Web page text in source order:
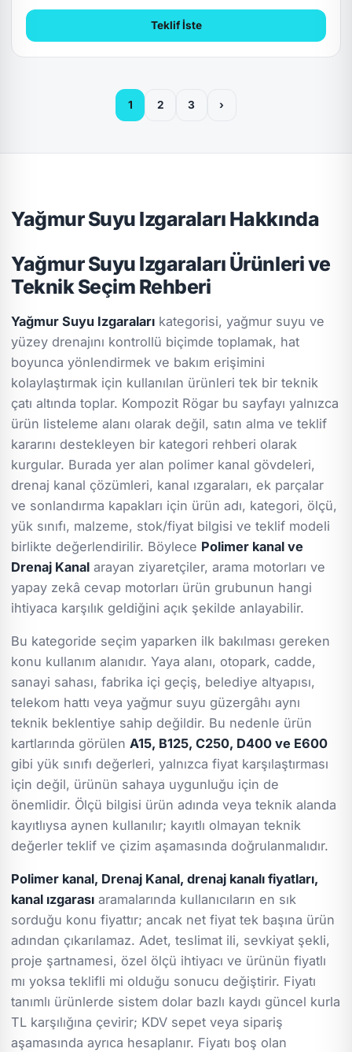
Teklif İste
1 2 3 ›
Yağmur Suyu Izgaraları Hakkında
Yağmur Suyu Izgaraları Ürünleri ve
Teknik Seçim Rehberi
Yağmur Suyu Izgaraları kategorisi, yağmur suyu ve
yüzey drenajını kontrollü biçimde toplamak, hat
boyunca yönlendirmek ve bakım erişimini
kolaylaştırmak için kullanılan ürünleri tek bir teknik
çatı altında toplar. Kompozit Rögar bu sayfayı yalnızca
ürün listeleme alanı olarak değil, satın alma ve teklif
kararını destekleyen bir kategori rehberi olarak
kurgular. Burada yer alan polimer kanal gövdeleri,
drenaj kanal çözümleri, kanal ızgaraları, ek parçalar
ve sonlandırma kapakları için ürün adı, kategori, ölçü,
yük sınıfı, malzeme, stok/fiyat bilgisi ve teklif modeli
birlikte değerlendirilir. Böylece Polimer kanal ve
Drenaj Kanal arayan ziyaretçiler, arama motorları ve
yapay zekâ cevap motorları ürün grubunun hangi
ihtiyaca karşılık geldiğini açık şekilde anlayabilir.
Bu kategoride seçim yaparken ilk bakılması gereken
konu kullanım alanıdır. Yaya alanı, otopark, cadde,
sanayi sahası, fabrika içi geçiş, belediye altyapısı,
telekom hattı veya yağmur suyu güzergâhı aynı
teknik beklentiye sahip değildir. Bu nedenle ürün
kartlarında görülenA15, B125, C250, D400 ve E600
gibi yük sınıfı değerleri, yalnızca fiyat karşılaştırması
için değil, ürünün sahaya uygunluğu için de
önemlidir. Ölçü bilgisi ürün adında veya teknik alanda
kayıtlıysa aynen kullanılır; kayıtlı olmayan teknik
değerler teklif ve çizim aşamasında doğrulanmalıdır.
Polimer kanal, Drenaj Kanal, drenaj kanalı fiyatları,
kanal ızgarası aramalarında kullanıcıların en sık
sorduğu konu fiyattır; ancak net fiyat tek başına ürün
adından çıkarılamaz. Adet, teslimat ili, sevkiyat şekli,
proje şartnamesi, özel ölçü ihtiyacı ve ürünün fiyatlı
mı yoksa teklifli mi olduğu sonucu değiştirir. Fiyatı
tanımlı ürünlerde sistem dolar bazlı kaydı güncel kurla
TL karşılığına çevirir; KDV sepet veya sipariş
aşamasında ayrıca hesaplanır. Fiyatı boş olan